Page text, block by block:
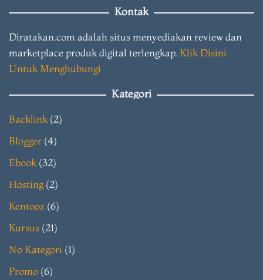
Kontak
Diratakan.com adalah situs menyediakan review dan
marketplace produk digital terlengkap. Klik Disini
Untuk Menghubungi
Kategori
Backlink(2)
Blogger (4)
Ebook(32)
Hosting(2)
Kentooz (6)
Kursus (21)
No Kategori (1)
Promo (6)